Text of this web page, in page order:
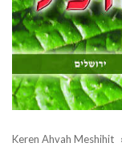
Keren Ahvah Meshihit